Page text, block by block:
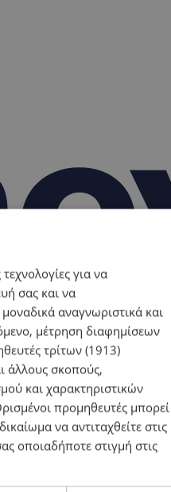
διαφορά
για να
σας και να
αναγνωριστικά και
μέτρηση διαφημίσεων
τρίτων (1913)
άλλους σκοπούς,
και χαρακτηριστικών
προμηθευτές μπορεί
να αντιταχθείτε στις
οποιαδήποτε στιγμή στις